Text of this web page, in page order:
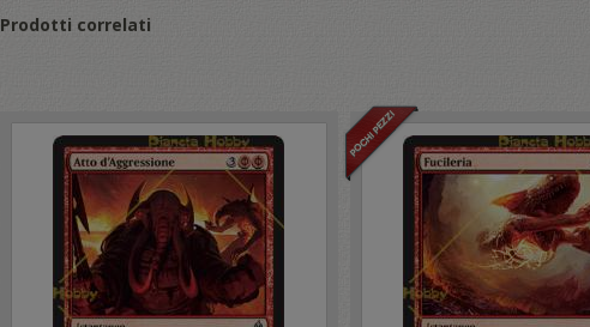
Prodotti correlati